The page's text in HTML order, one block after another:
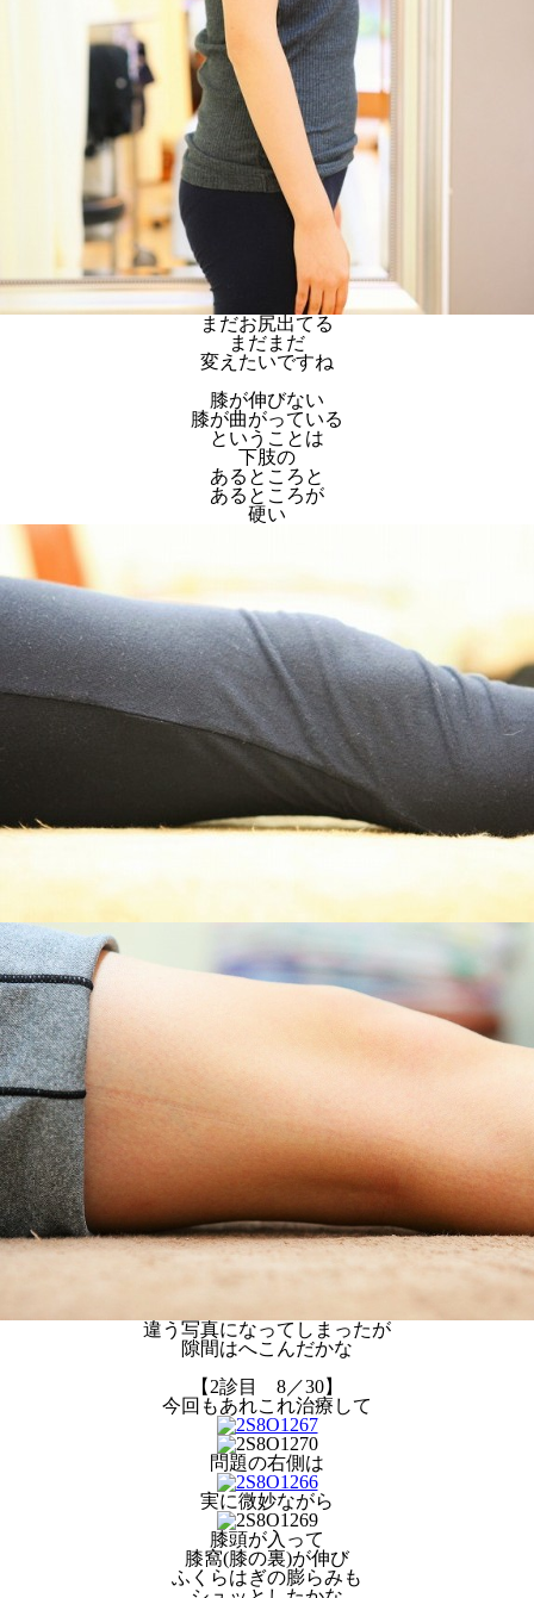
まだお尻出てる
まだまだ
変えたいですね
膝が伸びない
膝が曲がっている
ということは
下肢の
あるところと
あるところが
硬い
違う写真になってしまったが
隙間はへこんだかな
【2診目 8／30】
今回もあれこれ治療して
問題の右側は
実に微妙ながら
膝頭が入って
膝窩(膝の裏)が伸び
ふくらはぎの膨らみも